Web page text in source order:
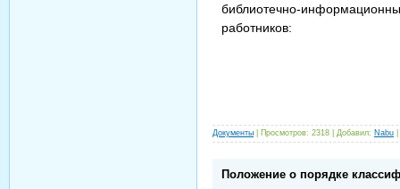
библиотечно-
работников:
Документы Просмотров: 2318 Добавил: Nabu
Положение о порядке